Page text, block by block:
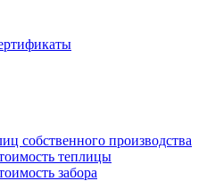
собственного производства
теплицы
забора